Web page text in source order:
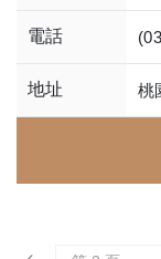
電話
地址 桃